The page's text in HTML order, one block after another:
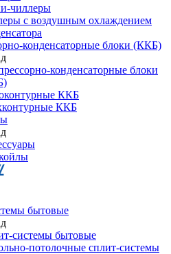
чиллеры
с воздушным охлаждением
конденсаторные блоки (ККБ)
конденсаторные блоки
ККБ
ККБ
бытовые
системы бытовые
потолочные сплит-системы